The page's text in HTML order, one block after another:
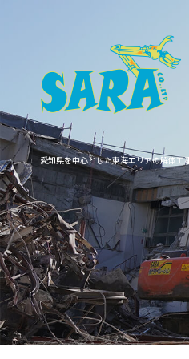
愛知県を中心とした東海エリアの解体